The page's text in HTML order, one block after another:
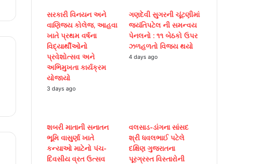
b
u
b
e
a
g
r
સરકારી વિનયન અને
વાણિજ્ય કોલેજ, આહવા
ખાતે પ્રથમ વર્ષના
વિદ્યાર્થીઓનો
પ્રવેશોત્સવ અને
અભિમુખતા કાર્યક્રમ
યોજાયો
3 days ago
ગણદેવી સુગરની ચૂંટણીમાં
જયંતિપટેલ ની સમન્વય
પેનલનો : ૧૧ બેઠકો ઉપર
ઝળહળતો વિજય થયો
4 days ago
શબરી માતાની સનાતન
ભૂમિ વાસુર્ણા ખાતે
કન્યાઓ માટેનો પંચ-
દિવસીય વ્રત ઉત્સવ
વલસાડ-ડાંગના સાંસદ
શ્રી ધવલભાઈ પટેલે
દક્ષિણ ગુજરાતના
પૂરગ્રસ્ત વિસ્તારોની